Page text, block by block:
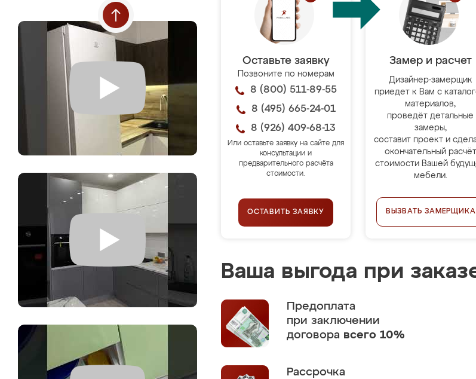
Оставьте заявку
Позвоните по номерам
8 (800) 511-89-55
8 (495) 665-24-01
8 (926) 409-68-13
Или оставьте заявку на сайте для
консультации и
предварительного расчёта
стоимости.
ОСТАВИТЬ ЗАЯВКУ
Замер и расчет
Дизайнер-замерщик
приедет к Вам с
материалов,
проведёт детальные
замеры,
составит проект и
окончательный расчёт
стоимости Вашей
мебели.
ВЫЗВАТЬ ЗАМЕРЩИКА
Ваша выгода при
Предоплата
при заключении
договора всего 10%
Рассрочка